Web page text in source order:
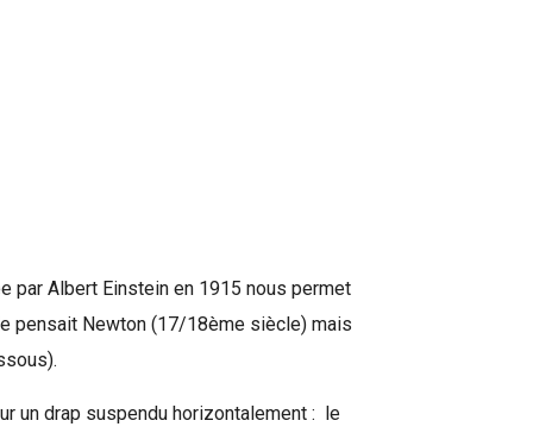
par Albert Einstein en 1915 nous permet
pensait Newton (17/18ème siècle) mais
un drap suspendu horizontalement : le